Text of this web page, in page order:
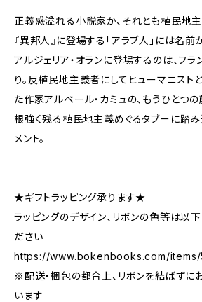
正義感溢れる小説家か、それとも植民地
『異邦人』に登場する「アラブ人」には名前
アルジェリア・オランに登場するのは、フ
り。反植民地主義者にしてヒューマニスト
た作家アルベール・カミュの、もうひとつ
根強く残る植民地主義めぐるタブーに踏み
メント。
＝＝＝＝＝＝＝＝＝＝＝＝＝＝＝＝＝＝
★ギフトラッピング承ります★
ラッピングのデザイン、リボンの色等は以
ださい
https://www.bokenbooks.com/
※配送・梱包の都合上、リボンを結ばずに
います